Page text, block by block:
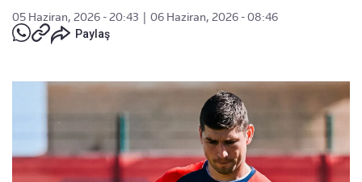
05 Haziran, 2026 - 20:43
06 Haziran, 2026 - 08:46
Paylaş